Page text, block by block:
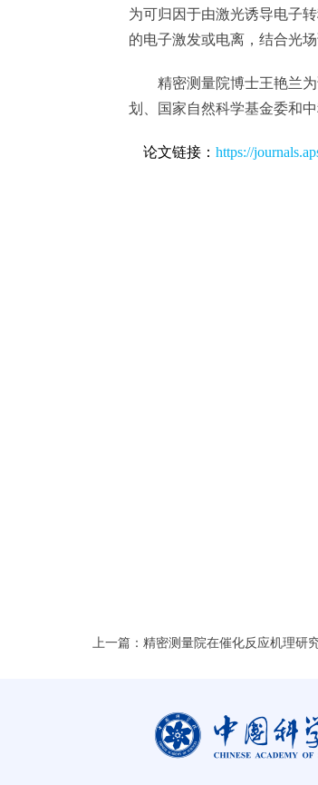
为可归因于由激光诱导电子
的电子激发或电离，结合光
精密测量院博士王艳兰为
划、国家自然科学基金委和
论文链接 ： https://
上一篇：精密测量院在催化反应机理研